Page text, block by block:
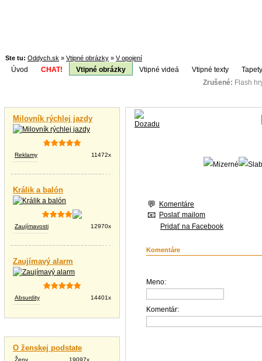
Ste tu: Oddych.sk » Vtipné obrázky » V opojení
Úvod CHAT! Vtipné obrázky Vtipné videá Vtipné texty
Zrušené: Flash
Milovník rýchlej jazdy
Reklamy 11472x
Králik a balón
Zaujímavosti 12970x
Zaujímavý alarm
Absurdity 14401x
O ženskej podstate
Ženy 19097x
Komentáre
Poslať mailom
Pridať na Facebook
Komentáre
Meno:
Komentár: